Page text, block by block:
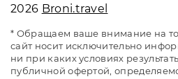
2026 Broni.travel
* Обращаем ваше внимание на
сайт носит исключительно
ни при каких условиях
публичной офертой,